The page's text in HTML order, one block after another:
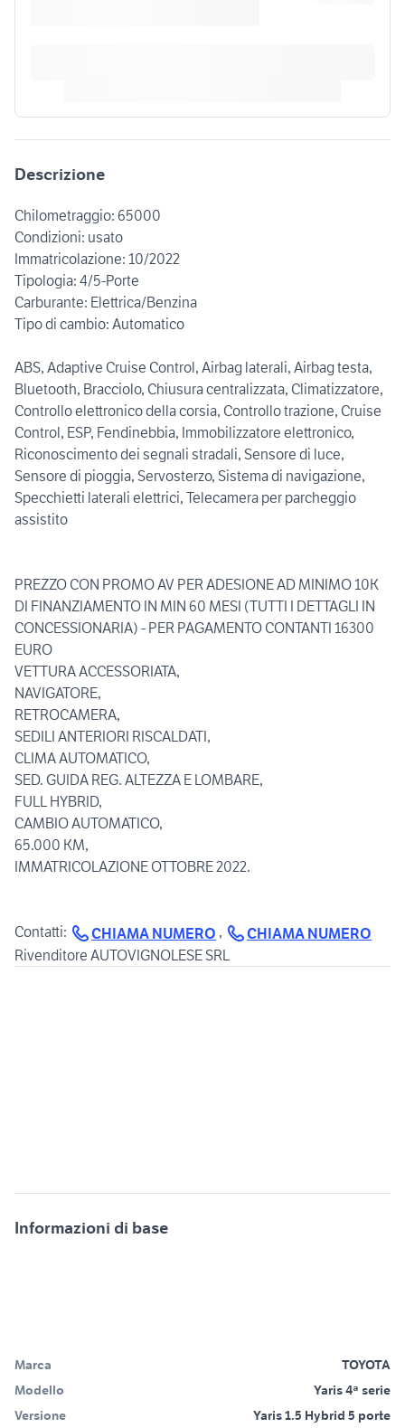
Descrizione
Chilometraggio: 65000
Condizioni: usato
Immatricolazione: 10/2022
Tipologia: 4/5-Porte
Carburante: Elettrica/Benzina
Tipo di cambio: Automatico
ABS, Adaptive Cruise Control, Airbag laterali, Airbag testa,
Bluetooth, Bracciolo, Chiusura centralizzata, Climatizzatore,
Controllo elettronico della corsia, Controllo trazione, Cruise
Control, ESP, Fendinebbia, Immobilizzatore elettronico,
Riconoscimento dei segnali stradali, Sensore di luce,
Sensore di pioggia, Servosterzo, Sistema di navigazione,
Specchietti laterali elettrici, Telecamera per parcheggio
assistito
PREZZO CON PROMO AV PER ADESIONE AD MINIMO 10K
DI FINANZIAMENTO IN MIN 60 MESI (TUTTI I DETTAGLI IN
CONCESSIONARIA) - PER PAGAMENTO CONTANTI 16300
EURO
VETTURA ACCESSORIATA,
NAVIGATORE,
RETROCAMERA,
SEDILI ANTERIORI RISCALDATI,
CLIMA AUTOMATICO,
SED. GUIDA REG. ALTEZZA E LOMBARE,
FULL HYBRID,
CAMBIO AUTOMATICO,
65.000 KM,
IMMATRICOLAZIONE OTTOBRE 2022.
Contatti: CHIAMA NUMERO ,
CHIAMA NUMERO
Rivenditore AUTOVIGNOLESE SRL
Informazioni di base
Marca
TOYOTA
Modello
Yaris 4ª serie
Versione
Yaris 1.5 Hybrid 5 porte